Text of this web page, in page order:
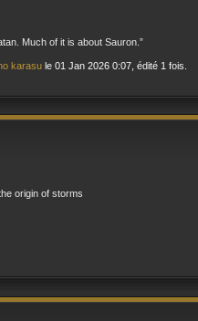
Much of it is about Sauron.”
karasu le 01 Jan 2026 0:07, édité 1 fois.
origin of storms